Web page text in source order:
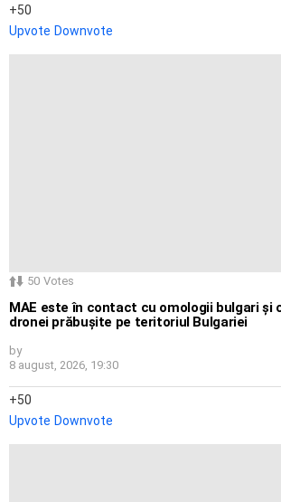
50
Upvote Downvote
50 Votes
MAE este în contact cu omologii bulgari și
dronei prăbușite pe teritoriul Bulgariei
by
8 august, 2026, 19:30
50
Upvote Downvote